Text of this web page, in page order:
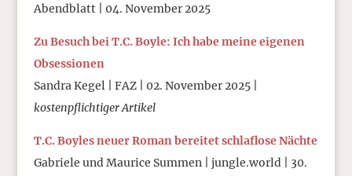
Abendblatt | 04. November 2025
Zu Besuch bei T.C. Boyle: Ich habe meine eigenen
Obsessionen
Sandra Kegel | FAZ | 02. November 2025 |
kostenpflichtiger Artikel
T.C. Boyles neuer Roman bereitet schlaflose Nächte
Gabriele und Maurice Summen | jungle.world | 30.